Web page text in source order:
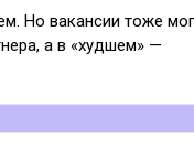
Но вакансии тоже
а в «худшем» —